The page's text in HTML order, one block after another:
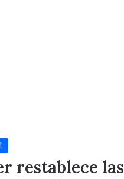
restablece las